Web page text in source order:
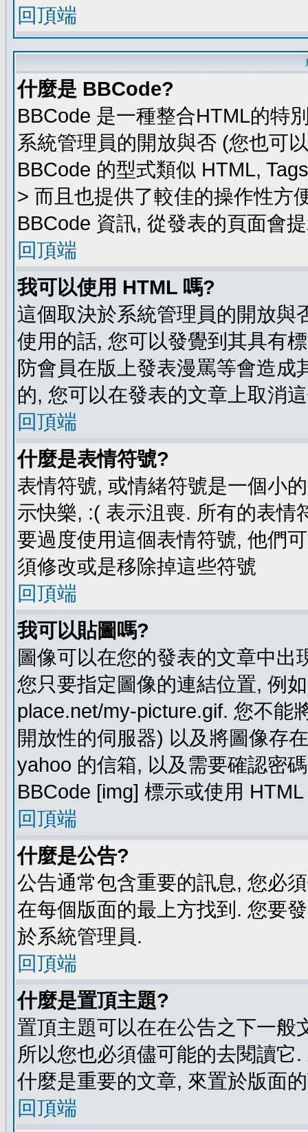
回頂端
什麼是 BBCode?
BBCode 是一種整合HTML的特
系統管理員的開放與否 (您也可
BBCode 的型式類似 HTML,
> 而且也提供了較佳的操作性方
BBCode 資訊, 從發表的頁面會
回頂端
我可以使用 HTML 嗎?
這個取決於系統管理員的開放與
使用的話, 您可以發覺到其具有
防會員在版上發表漫罵等會造
的, 您可以在發表的文章上取消
回頂端
什麼是表情符號?
表情符號, 或情緒符號是一個小
示快樂, :( 表示沮喪. 所有的表情
要過度使用這個表情符號, 他們
須修改或是移除掉這些符號
回頂端
我可以貼圖嗎?
圖像可以在您的發表的文章中
您只要指定圖像的連結位置, 例
place.net/my-picture.gif. 您不能
開放性的伺服器) 以及將圖像存
yahoo 的信箱, 以及需要確認密
BBCode [img] 標示或使用
回頂端
什麼是公告?
公告通常包含重要的訊息, 您必
在每個版面的最上方找到. 您要
於系統管理員.
回頂端
什麼是置頂主題?
置頂主題可以在在公告之下一般
所以您也必須儘可能的去閱讀
什麼是重要的文章, 來置於版面
回頂端